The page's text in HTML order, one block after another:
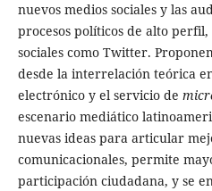
nuevos medios sociales y las
procesos políticos de alto
sociales como Twitter.
desde la interrelación teórica
electrónico y el servicio de
escenario mediático
nuevas ideas para articular
comunicacionales, permite
participación ciudadana, y se